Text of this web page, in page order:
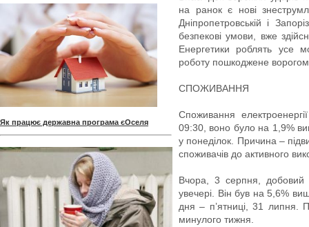
Як працює державна програма єОселя
на ранок є нові
Дніпропетровській і
безпекові умови, вже
Енергетики роблять усе
роботу пошкоджене
СПОЖИВАННЯ
Споживання
09:30, воно було на 1,9%
у понеділок. Причина –
споживачів до активного
Вчора, 3 серпня, добовий
увечері. Він був на 5,6%
дня – п’ятниці, 31 липня.
минулого тижня.